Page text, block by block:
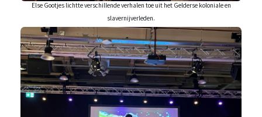
Else Gootjes lichtte verschillende verhalen toe uit het Gelderse koloniale en
slavernijverleden.